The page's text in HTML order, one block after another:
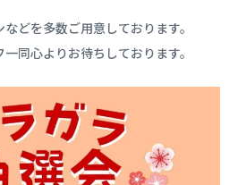
どを多数ご用意しております。
同心よりお待ちしております。